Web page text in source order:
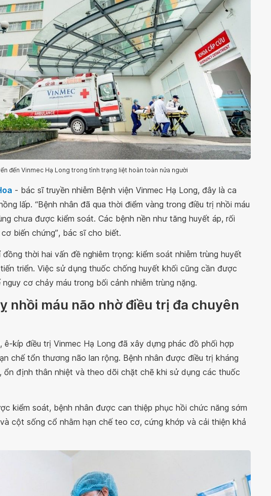
đến Vinmec Hạ Long trong tình trạng liệt hoàn toàn nửa người
- bác sĩ truyền nhiễm Bệnh viện Vinmec Hạ Long, đây là ca
lấp. “Bệnh nhân đã qua thời điểm vàng trong điều trị nhồi máu
chưa được kiểm soát. Các bệnh nền như tăng huyết áp, rối
biến chứng”, bác sĩ cho biết.
thời hai vấn đề nghiêm trọng: kiểm soát nhiễm trùng huyết
triển. Việc sử dụng thuốc chống huyết khối cũng cần được
cơ chảy máu trong bối cảnh nhiễm trùng nặng.
nhồi máu não nhờ điều trị đa chuyên
ê-kíp điều trị Vinmec Hạ Long đã xây dựng phác đồ phối hợp
chế tổn thương não lan rộng. Bệnh nhân được điều trị kháng
ổn định thân nhiệt và theo dõi chặt chẽ khi sử dụng các thuốc
kiểm soát, bệnh nhân được can thiệp phục hồi chức năng sớm
cột sống cổ nhằm hạn chế teo cơ, cứng khớp và cải thiện khả